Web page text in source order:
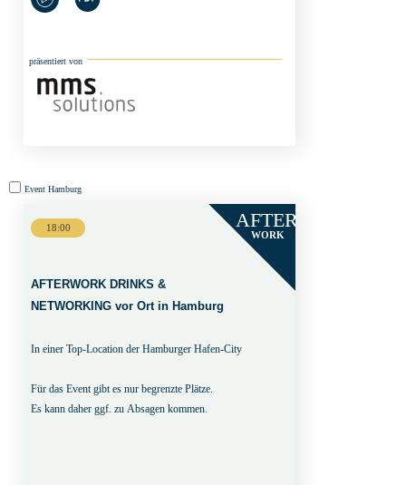
präsentiert von
Event
Event Hamburg
AFTER
WORK
18:00
AFTERWORK DRINKS &
NETWORKING vor Ort in Hamburg
In einer Top-Location der Hamburger Hafen-City
Für das Event gibt es nur begrenzte Plätze.
Es kann daher ggf. zu Absagen kommen.